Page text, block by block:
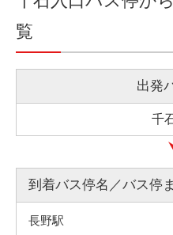
覧
出発
千
到着バス停名／バス停
長野駅